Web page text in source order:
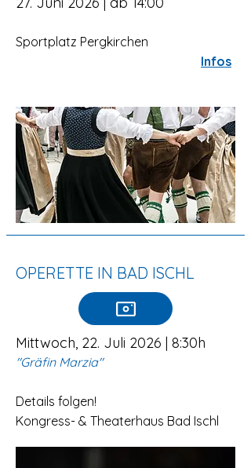
Sportplatz Pergkirchen
Infos
OPERETTE IN BAD ISCHL
Mittwoch, 22. Juli 2026 | 8:30h
"Gräfin Marzia"
Details folgen!
Kongress- & Theaterhaus Bad Ischl